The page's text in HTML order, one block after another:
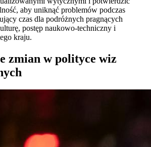
aby uniknąć problemów podczas
czas dla podróżnych pragnących
postęp naukowo-techniczny i
kraju.
zmian w polityce wiz